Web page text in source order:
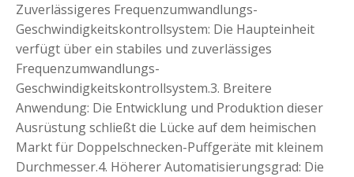
Zuverlässigeres Frequenzumwandlungs-
Geschwindigkeitskontrollsystem: Die Haupteinheit
verfügt über ein stabiles und zuverlässiges
Frequenzumwandlungs-
Geschwindigkeitskontrollsystem.3. Breitere
Anwendung: Die Entwicklung und Produktion dieser
Ausrüstung schließt die Lücke auf dem heimischen
Markt für Doppelschnecken-Puffgeräte mit kleinem
Durchmesser.4. Höherer Automatisierungsgrad: Die